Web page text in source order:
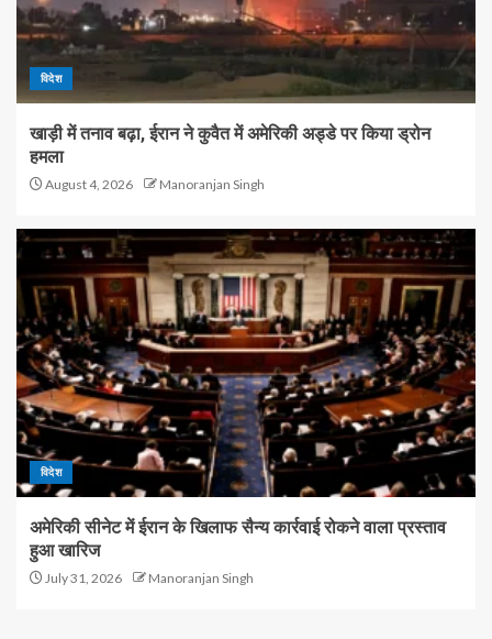
विदेश
खाड़ी में तनाव बढ़ा, ईरान ने कुवैत में अमेरिकी अड्डे पर किया ड्रोन
हमला
August 4, 2026 Manoranjan Singh
विदेश
अमेरिकी सीनेट में ईरान के खिलाफ सैन्य कार्रवाई रोकने वाला प्रस्ताव
हुआ खारिज
July 31, 2026 Manoranjan Singh